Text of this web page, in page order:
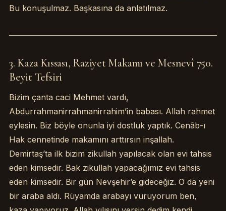
Bu konuşulmaz. Başkasına da anlatılmaz.
3. Kaza Kıssası, Raziyet Makamı ve Mesnevî 750.
Beyit Tefsiri
Bizim çanta caci Mehmet vardı,
Abdurrahmanirrahmanirrahim’in babası. Allah rahmet
eylesin. Biz böyle onunla iyi dostluk yaptık. Cenâb-ı
Hak cennetinde makamını arttırsın inşallah.
Demirtaş’ta ilk bizim zikullah yapılacak olan evi tahsis
eden kimsedir. Bak zikullah yapacağımız evi tahsis
eden kimsedir. Bir gün Nevşehir’e gideceğiz. O da yeni
bir araba aldı. Rüyamda arabayı vuruyorum ben,